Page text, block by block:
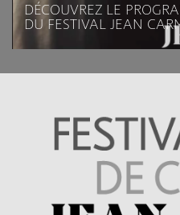
DÉCOUVREZ LE
DU FESTIVAL JEAN